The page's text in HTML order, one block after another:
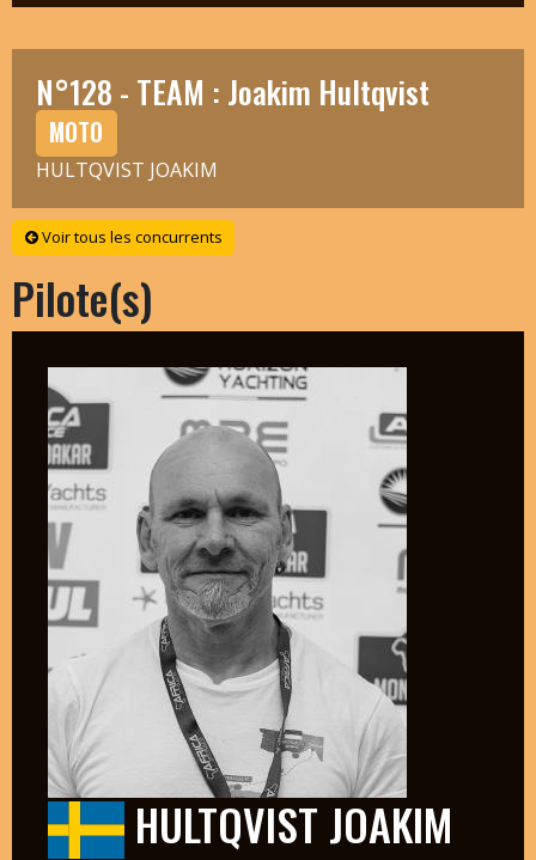
N°128 - TEAM : Joakim Hultqvist
MOTO
HULTQVIST JOAKIM
Voir tous les concurrents
Pilote(s)
HULTQVIST JOAKIM